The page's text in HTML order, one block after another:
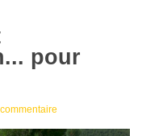
pour